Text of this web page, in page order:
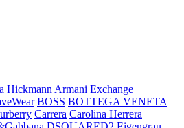
Hickmann Armani Exchange
BOSS BOTTEGA VENETA
Carrera Carolina Herrera